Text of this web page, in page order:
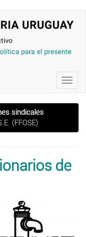
sindicales
(FFOSE)
de